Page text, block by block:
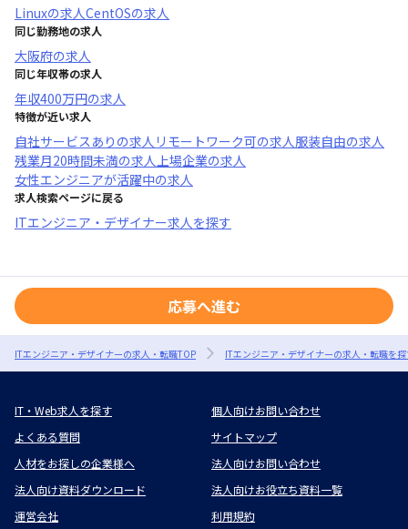
Linuxの求人CentOSの求人
同じ勤務地の求人
大阪府の求人
同じ年収帯の求人
年収400万円の求人
特徴が近い求人
自社サービスあり の求人 リモートワーク可の求人服装自由の求人
残業月20時間未満の求人上場企業の求人
女性エンジニアが活躍中の求人
求人検索ページに戻る
ITエンジニア・デザイナー求人を探す
応募へ進む
ITエンジニア・デザイナーの求人・転職TOP ITエンジニア・デザイナーの求人・転職を
IT・Web求人を探す
個人向けお問い合わせ
よくある質問
サイトマップ
人材をお探しの企業様へ
法人向けお問い合わせ
法人向け資料ダウンロード
法人向けお役立ち資料一覧
運営会社
利用規約